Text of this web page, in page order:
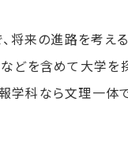
将来の進路を考え
どを含めて大学を
科なら文理一体